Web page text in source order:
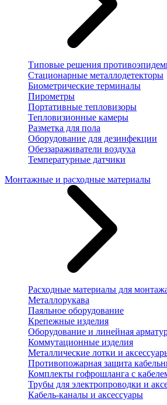
Типовые решения
Стационарные металлодетекторы
Биометрические терминалы
Пирометры
Портативные тепловизоры
Тепловизионные камеры
Разметка для пола
Оборудование для дезинфекции
Обеззараживатели воздуха
Температурные датчики
Монтажные и расходные материалы
Расходные материалы для
Металлорукава
Паяльное оборудование
Крепежные изделия
Оборудование и линейная
Коммутационные изделия
Металлические лотки и
Противопожарная защита
Комплекты гофрошланга с
Трубы для электропроводки и
Кабель-каналы и аксессуары